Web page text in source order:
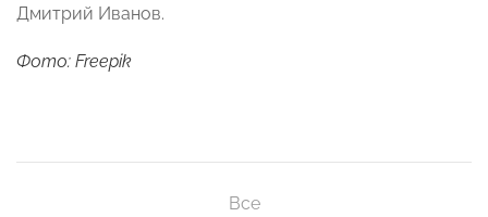
Дмитрий Иванов.
Фото: Freepik
Все